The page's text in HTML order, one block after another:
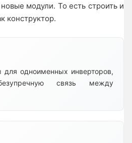
модули. То есть строить и
конструктор.
одноименных инверторов,
связь между